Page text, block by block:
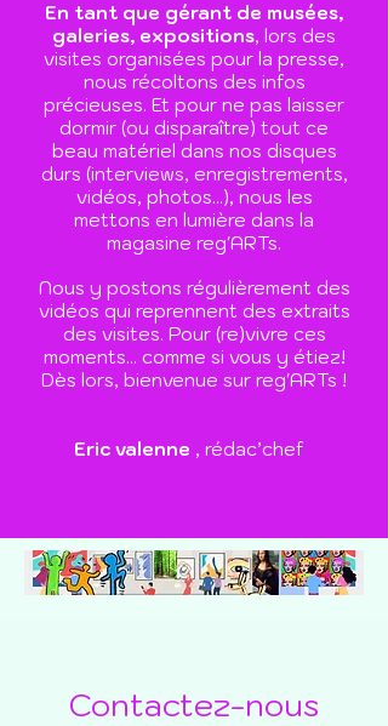
En tant que gérant de musées,
galeries, expositions, lors des
visites organisées pour la presse,
nous récoltons des infos
précieuses. Et pour ne pas laisser
dormir (ou disparaître) tout ce
beau matériel dans nos disques
durs (interviews, enregistrements,
vidéos, photos...), nous les
mettons en lumière dans la
magasine reg'ARTs.
Nous y postons régulièrement des
vidéos qui reprennent des extraits
des visites. Pour (re)vivre ces
moments... comme si vous y étiez!
Dès lors, bienvenue sur reg'ARTs !
Eric valenne , rédac’chef
Contactez-nous